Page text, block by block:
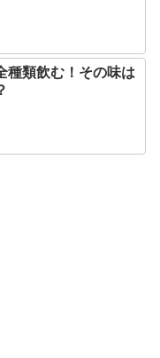
種類飲む！その味は